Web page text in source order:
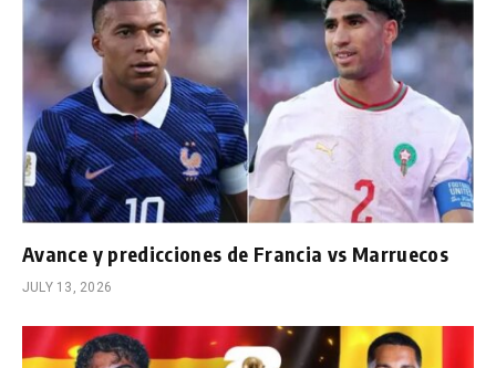
Avance y predicciones de Francia vs Marruecos
JULY 13, 2026